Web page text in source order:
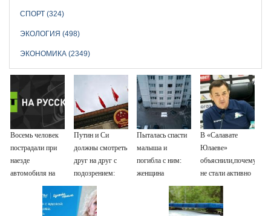
СПОРТ (324)
ЭКОЛОГИЯ (498)
ЭКОНОМИКА (2349)
Восемь человек
пострадали при
наезде
автомобиля на
пешеходов в
Путин и Си
должны смотреть
друг на друг с
подозрением:
Зеленский
поставил задачу
своим
Пыталась спасти
малыша и
погибла с ним:
женщина
насмерть на
глазах у детей
В «Салавате
Юлаеве»
объяснили,почему
не стали активно
подписывать
игроков в
межсезонье